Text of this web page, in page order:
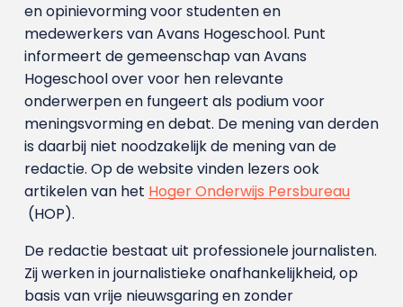
en opinievorming voor studenten en
medewerkers van Avans Hoge­school. Punt
informeert de gemeenschap van Avans
Hogeschool over voor hen relevante
onderwerpen en fungeert als podium voor
meningsvorming en debat. De mening van derden
is daarbij niet noodzakelijk de mening van de
redactie. Op de website vinden lezers ook
artikelen van het Hoger Onderwijs Persbureau
(HOP).
De redactie bestaat uit professionele journalisten.
Zij werken in journalistieke onafhankelijkheid, op
basis van vrije nieuwsgaring en zonder